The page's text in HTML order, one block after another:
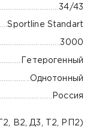
34/43
Sportline Standart
3000
Гетерогенный
Однотонный
Россия
В2, Д3, Т2, РП2)